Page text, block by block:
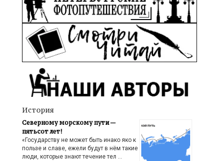
История
Северному морскому пути —
пятьсот лет!
«Государству не может быть инако яко к
пользе и славе, ежели будут в нём такие
люди, которые знают течение тел …